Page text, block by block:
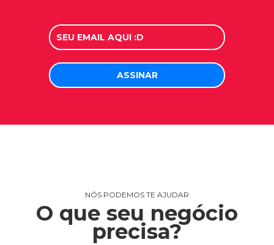
NÓS PODEMOS TE AJUDAR
O que seu negócio
precisa?